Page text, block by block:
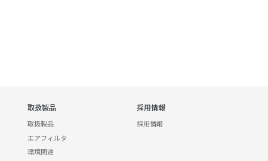
取扱製品
取扱製品
エアフィルタ
環境関連
採用情報
採用情報